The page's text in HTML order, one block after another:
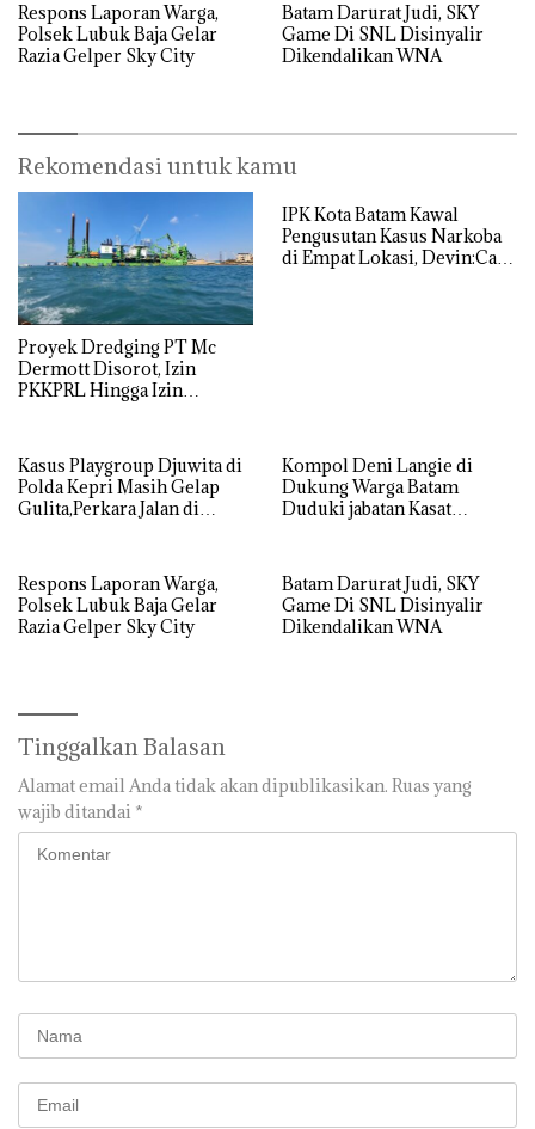
Respons Laporan Warga,
Polsek Lubuk Baja Gelar
Razia Gelper Sky City
Batam Darurat Judi, SKY
Game Di SNL Disinyalir
Dikendalikan WNA
Rekomendasi untuk kamu
Proyek Dredging PT Mc
Dermott Disorot, Izin
PKKPRL Hingga Izin
IPK Kota Batam Kawal
Pengusutan Kasus Narkoba
di Empat Lokasi, Devin:Cari
Kasus Playgroup Djuwita di
Polda Kepri Masih Gelap
Gulita,Perkara Jalan di
Kompol Deni Langie di
Dukung Warga Batam
Duduki jabatan Kasat
Respons Laporan Warga,
Polsek Lubuk Baja Gelar
Razia Gelper Sky City
Batam Darurat Judi, SKY
Game Di SNL Disinyalir
Dikendalikan WNA
Tinggalkan Balasan
Alamat email Anda tidak akan dipublikasikan. Ruas yang
wajib ditandai *